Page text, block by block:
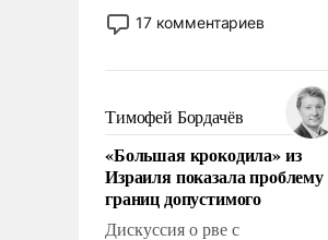
Мир, где политические
прожекты будут безусловно
налогоплательщиков и где
Еревану за свои поступки не
нужно отвечать.
17 комментариев
Тимофей Бордачёв
«Большая крокодила» из
Израиля показала проблему
границ допустимого
Дискуссия о рве с